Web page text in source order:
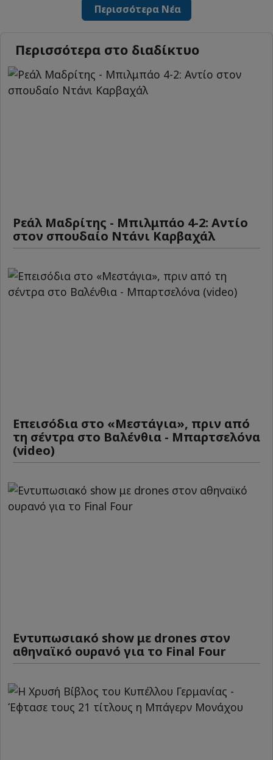
Περισσότερα Νέα
Περισσότερα στο διαδίκτυο
Ρεάλ Μαδρίτης - Μπιλμπάο 4-2: Αντίο
στον σπουδαίο Ντάνι Καρβαχάλ
Επεισόδια στο «Μεστάγια», πριν από
τη σέντρα στο Βαλένθια - Μπαρτσελόνα
(video)
Εντυπωσιακό show με drones στον
αθηναϊκό ουρανό για το Final Four